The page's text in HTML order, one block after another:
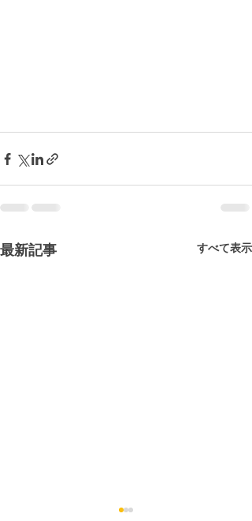
最新記事 すべて表示